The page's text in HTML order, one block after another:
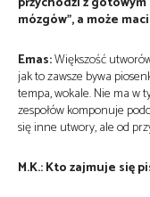
mózgów”, a może
Emas:Większość
jak to zawsze bywa
tempa, wokale. Nie ma w
zespołów komponuje
się inne utwory, ale od
M.K.: Kto zajmuje się